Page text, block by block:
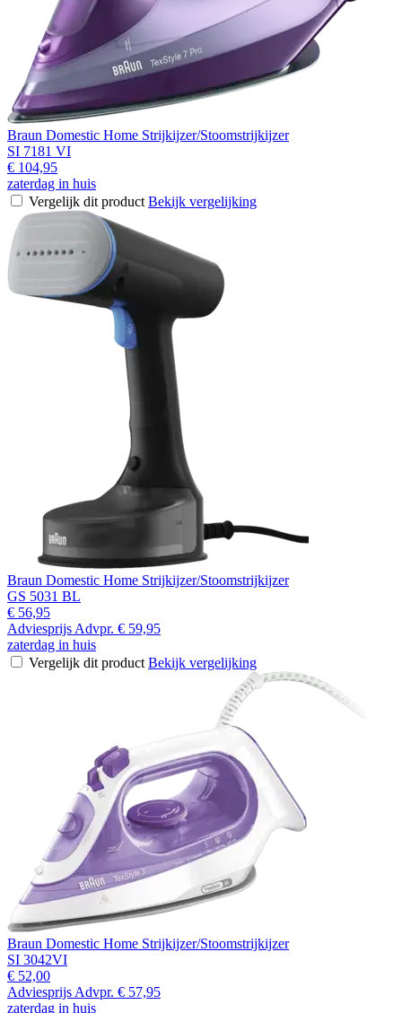
Braun Domestic Home Strijkijzer/Stoomstrijkijzer
SI 7181 VI
€ 104,95
zaterdag in huis
Vergelijk dit product Bekijk vergelijking
Braun Domestic Home Strijkijzer/Stoomstrijkijzer
GS 5031 BL
€ 56,95
Adviesprijs Advpr. € 59,95
zaterdag in huis
Vergelijk dit product Bekijk vergelijking
Braun Domestic Home Strijkijzer/Stoomstrijkijzer
SI 3042VI
€ 52,00
Adviesprijs Advpr. € 57,95
zaterdag in huis